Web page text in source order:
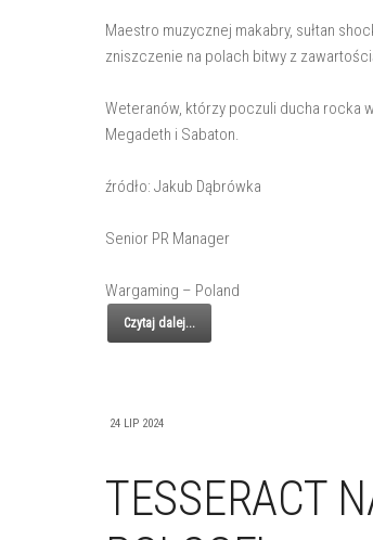
Maestro muzycznej makabry, sułtan
zniszczenie na polach bitwy z
Weteranów, którzy poczuli ducha rocka
Megadeth i Sabaton.
źródło: Jakub Dąbrówka
Senior PR Manager
Wargaming – Poland
Czytaj dalej...
24 LIP 2024
TESSERACT